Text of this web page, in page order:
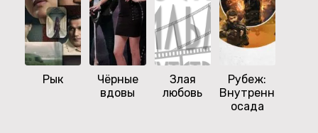
Рык
Чёрные
вдовы
Злая
любовь
Рубеж:
Внутренняя
осада